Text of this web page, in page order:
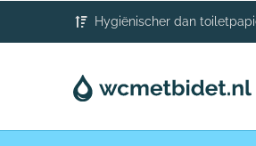
Hygiënischer dan